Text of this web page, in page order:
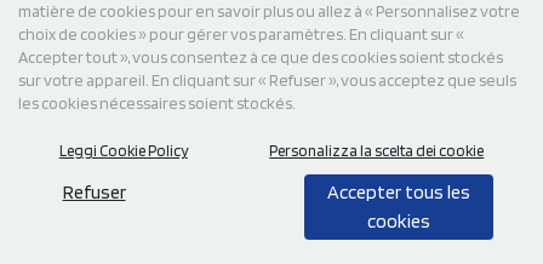
matière de cookies pour en savoir plus ou allez à « Personnalisez votre
choix de cookies » pour gérer vos paramètres. En cliquant sur «
Accepter tout », vous consentez à ce que des cookies soient stockés
sur votre appareil. En cliquant sur « Refuser », vous acceptez que seuls
les cookies nécessaires soient stockés.
Leggi Cookie Policy Personalizza la scelta dei cookie
Refuser
Accepter tous les
cookies
© 2026 StampaSi s.r.l. TOUS DROITS RÉSERVÉS - TVA
FR13922807334